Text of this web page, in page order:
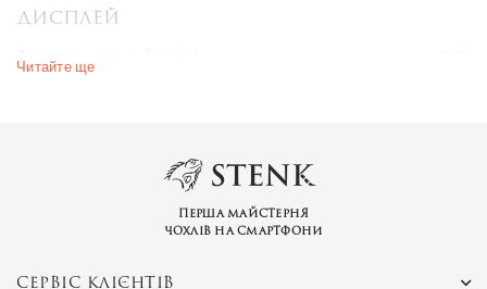
Дисплей
Діагональ екрану (дюйм) :
Ціна на старті продажів :
Бренд та модель
Серія пристрою :
Читайте ще
Перша майстерня
чохлів на смартфони
СЕРВІС КЛІЄНТІВ